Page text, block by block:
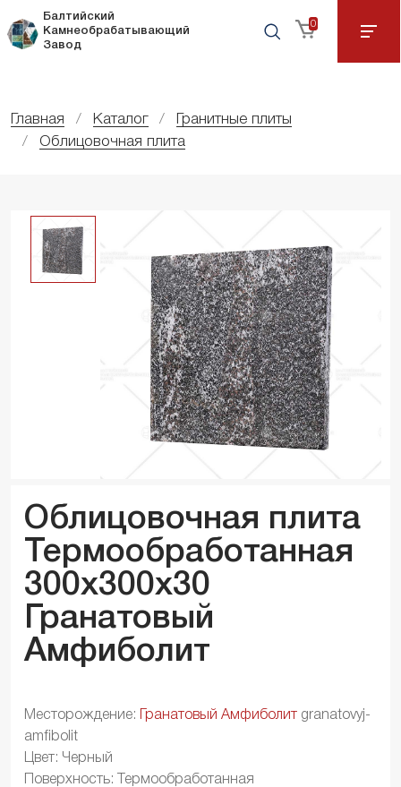
Балтийский
Камнеобрабатывающий
Завод
0
Главная Каталог
Гранитные плиты
Облицовочная плита
Облицовочная плита
Термообработанная
300x300x30
Гранатовый
Амфиболит
Месторождение: Гранатовый Амфиболит granatovyj-
amfibolit
Цвет: Черный
Поверхность: Термообработанная